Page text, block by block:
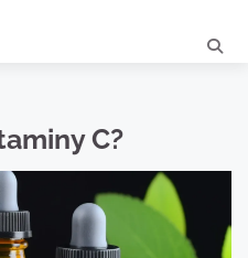
C?